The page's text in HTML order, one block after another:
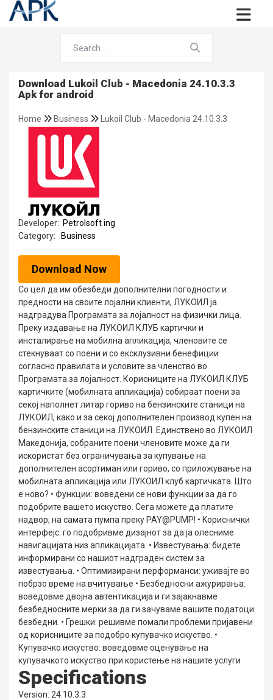
Download Lukoil Club - Macedonia 24.10.3.3
Apk for android
Home Business Lukoil Club - Macedonia 24.10.3.3
Developer: Petrolsoft ing
Category:
Business
Download Now
Со цел да им обезбеди дополнителни погодности и
предности на своите лојални клиенти, ЛУКОИЛ ја
надградува Програмата за лојалност на физички лица.
Преку издавање на ЛУКОИЛ КЛУБ картички и
инсталирање на мобилна апликација, членовите се
стекнуваат со поени и со ексклузивни бенефиции
согласно правилата и условите за членство во
Програмата за лојалност. Корисниците на ЛУКОИЛ КЛУБ
картичките (мобилната апликација) собираат поени за
секој наполнет литар гориво на бензинските станици на
ЛУКОИЛ, како и за секој дополнителен производ купен на
бензинските станици на ЛУКОИЛ. Единствено во ЛУКОИЛ
Македонија, собраните поени членовите може да ги
искористат без ограничувања за купување на
дополнителен асортиман или гориво, со приложување на
мобилната апликација или ЛУКОИЛ клуб картичката. Што
e ново? • Функции: воведени се нови функции за да го
подобрите вашето искуство. Сега можете да платите
надвор, на самата пумпа преку PAY@PUMP! • Kориснички
интерфејс: го подобривме дизајнот за да ја олесниме
навигацијата низ апликацијата. • Известувања: бидете
информирани со нашиот надграден систем за
известувања. • Оптимизирани перформанси: уживајте во
побрзо време на вчитување • Безбедносни ажурирања:
воведовме двојна автентикација и ги зајакнавме
безбедносните мерки за да ги зачуваме вашите податоци
безбедни. • Грешки: решивме помали проблеми пријавени
од корисниците за подобро купувачко искуство. •
Купувачко искуство: воведовме оценување на
купувачкото искуство при користење на нашите услуги
Specifications
Version: 24.10.3.3